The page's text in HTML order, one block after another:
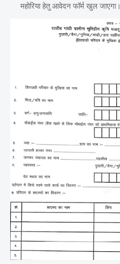
महोरिया हेतु आवेदन फॉर्म खुल जाएगा।